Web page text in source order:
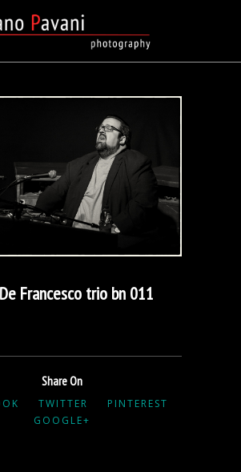
Francesco trio bn 011
Share On
TWITTER
PINTEREST
GOOGLE+